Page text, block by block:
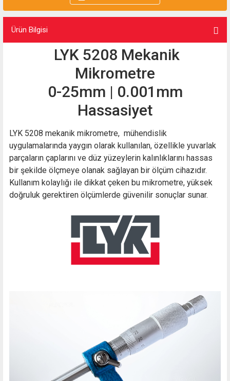
Ürün Bilgisi
LYK 5208 Mekanik
Mikrometre
0-25mm | 0.001mm
Hassasiyet
LYK 5208 mekanik mikrometre, mühendislik
uygulamalarında yaygın olarak kullanılan, özellikle yuvarlak
parçaların çaplarını ve düz yüzeylerin kalınlıklarını hassas
bir şekilde ölçmeye olanak sağlayan bir ölçüm cihazıdır.
Kullanım kolaylığı ile dikkat çeken bu mikrometre, yüksek
doğruluk gerektiren ölçümlerde güvenilir sonuçlar sunar.